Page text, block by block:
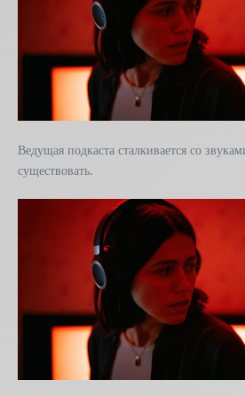
Ведущая подкаста сталкивается со
существовать.